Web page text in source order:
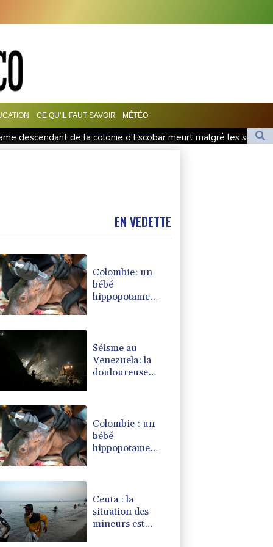
CE QU'IL FAUT SAVOIR MÉTÉO
descendant de la colonie d'Escobar meurt malgré les soins
pour autant
l'Allemagne alerte sur une "nouvelle dimension de menace"
médaillé d'argent au tremplin à 3 m
EN VEDETTE
Colombie: un
bébé
hippopotame
soins
Séisme au
Venezuela: la
douloureuse
Colombie : un
bébé
hippopotame
Ceuta : la
situation des
mineurs est